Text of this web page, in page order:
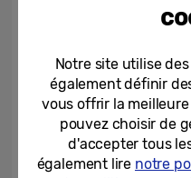
international qui
électroniques et les
apparentées.
La certification
que la suppression
Notre site utilise
également définir
vous offrir la
pouvez choisir de
d'accepter tous
également lire notre